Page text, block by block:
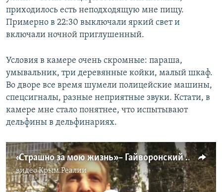
приходилось есть неподходящую мне пищу.
Примерно в 22:30 выключали яркий свет и
включали ночной приглушенный.
Условия в камере очень скромные: параша,
умывальник, три деревянные койки, малый шкаф.
Во дворе все время шумели полицейские машины,
спецсигналы, разные неприятные звуки. Кстати, в
камере мне стало понятнее, что испытывают
дельфины в дельфинариях.
«Страшно за мою жизнь» – Гайворонский о преследованиях (видео)
видеоКрым.Реалии